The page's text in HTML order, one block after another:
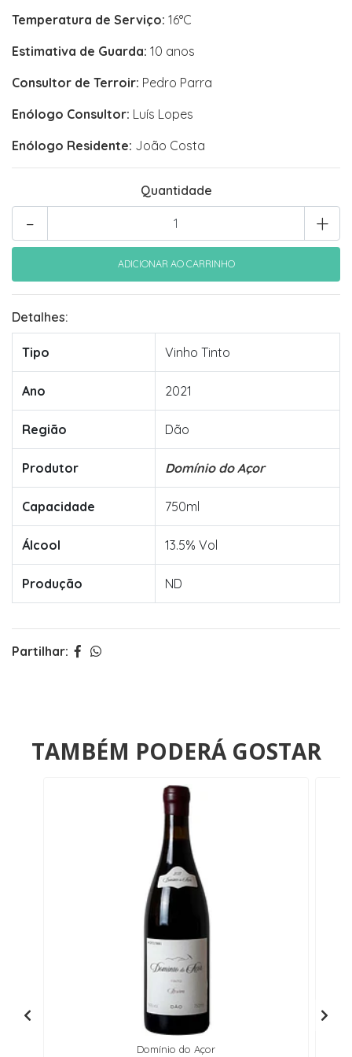
Temperatura de Serviço: 16°C
Estimativa de Guarda: 10 anos
Consultor de Terroir: Pedro Parra
Enólogo Consultor: Luís Lopes
Enólogo Residente: João Costa
Quantidade
+
-
Detalhes:
Tipo Vinho Tinto
Ano 2021
Região Dão
Produtor Domínio do Açor
Capacidade 750ml
Álcool 13.5% Vol
Produção ND
Partilhar:
TAMBÉM PODERÁ GOSTAR
Domínio do Açor